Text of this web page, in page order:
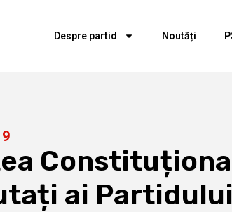
Despre partid Noutăți
ai